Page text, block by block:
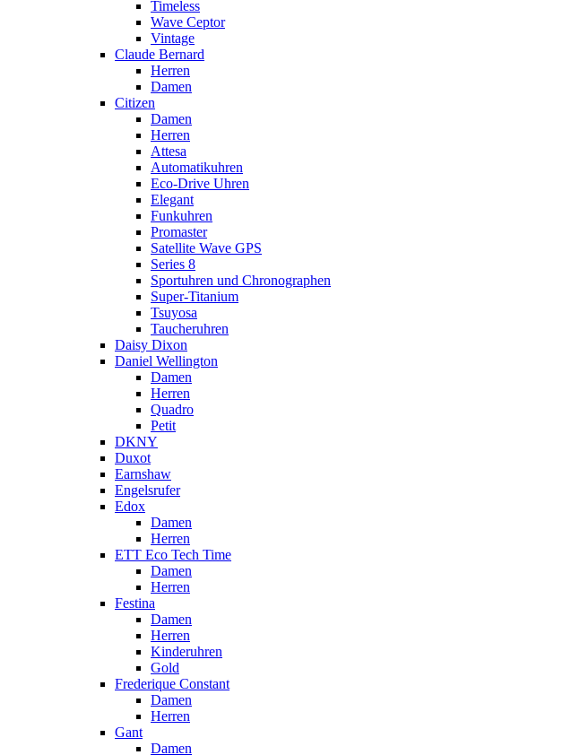
Timeless
Wave Ceptor
Vintage
Claude Bernard
Herren
Damen
Citizen
Damen
Herren
Attesa
Automatikuhren
Eco-Drive Uhren
Elegant
Funkuhren
Promaster
Satellite Wave GPS
Series 8
Sportuhren und Chronographen
Super-Titanium
Tsuyosa
Taucheruhren
Daisy Dixon
Daniel Wellington
Damen
Herren
Quadro
Petit
DKNY
Duxot
Earnshaw
Engelsrufer
Edox
Damen
Herren
ETT Eco Tech Time
Damen
Herren
Festina
Damen
Herren
Kinderuhren
Gold
Frederique Constant
Damen
Herren
Gant
Damen